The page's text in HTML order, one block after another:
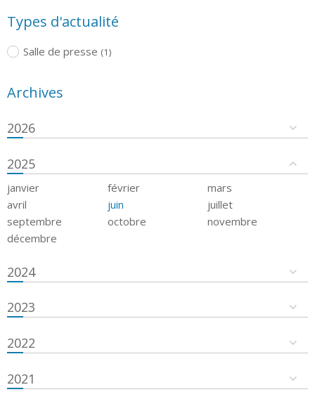
Types d'actualité
Salle de presse (1)
Archives
2026
2025
janvier février
mars
avril
juin
juillet
septembre
octobre
novembre
décembre
2024
2023
2022
2021